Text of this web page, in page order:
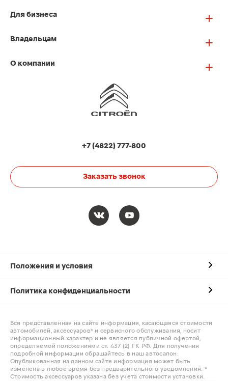
Для бизнеса
Владельцам
О компании
+7 (4822) 777-800
Заказать звонок
Положения и условия
Политика конфиденциальности
Вся представленная на сайте информация, касающаяся стоимости
автомобилей, аксессуаров* и сервисного обслуживания, носит
информационный характер и не является публичной офертой,
определяемой положениями ст. 437 (2) ГК РФ. Для получения
подробной информации обращайтесь в наш автосалон.
Опубликованная на данном сайте информация может быть
изменена в любое время без предварительного уведомления. *
Стоимость аксессуаров указана без учета стоимости установки.